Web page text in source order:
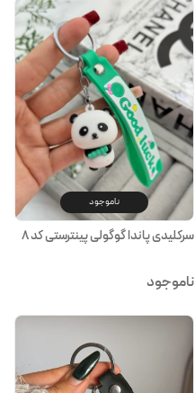
ناموجود
سرکلیدی پاندا گوگولی پینترستی کد ۸
ناموجود